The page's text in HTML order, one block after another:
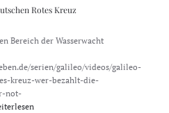
Rotes Kreuz
Bereich der Wasserwacht
serien/galileo/videos/galileo-
kreuz-wer-bezahlt-die-
not-